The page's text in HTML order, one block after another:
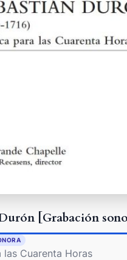
[Grabación
las Cuarenta Horas